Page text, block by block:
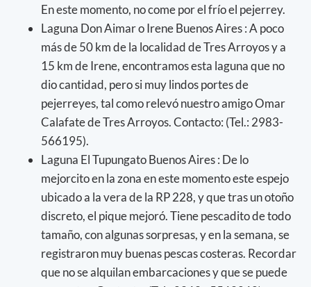
En este momento, no come por el frío el pejerrey.
Laguna Don Aimar o Irene Buenos Aires : A poco
más de 50 km de la localidad de Tres Arroyos y a
15 km de Irene, encontramos esta laguna que no
dio cantidad, pero si muy lindos portes de
pejerreyes, tal como relevó nuestro amigo Omar
Calafate de Tres Arroyos. Contacto: (Tel.: 2983-
566195).
Laguna El Tupungato Buenos Aires : De lo
mejorcito en la zona en este momento este espejo
ubicado a la vera de la RP 228, y que tras un otoño
discreto, el pique mejoró. Tiene pescadito de todo
tamaño, con algunas sorpresas, y en la semana, se
registraron muy buenas pescas costeras. Recordar
que no se alquilan embarcaciones y que se puede